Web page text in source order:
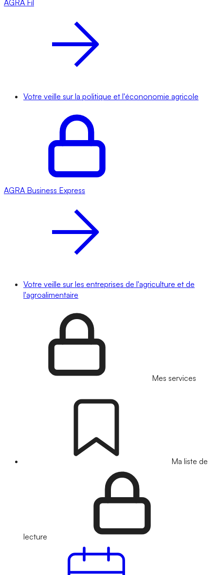
AGRA Fil
Votre veille sur la politique et l'écononomie agricole
AGRA Business Express
Votre veille sur les entreprises de l'agriculture et de
l'agroalimentaire
Mes services
Ma liste de
lecture